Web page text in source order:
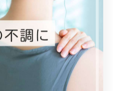
こんにちは！
2026/07/31
7月最終日。